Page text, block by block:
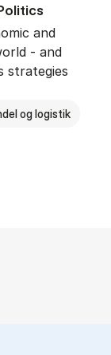
and
- and
strategies
og logistik
Busi­ness